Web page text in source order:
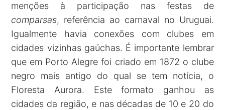
menções à participação nas festas de
comparsas, referência ao carnaval no Uruguai.
Igualmente havia conexões com clubes em
cidades vizinhas gaúchas. É importante lembrar
que em Porto Alegre foi criado em 1872 o clube
negro mais antigo do qual se tem notícia, o
Floresta Aurora. Este formato ganhou as
cidades da região, e nas décadas de 10 e 20 do